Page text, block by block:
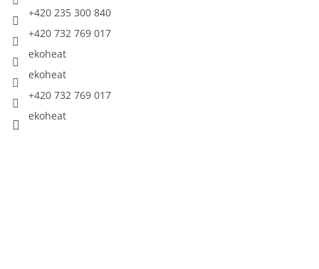
+420 235 300 840
+420 732 769 017
ekoheat
ekoheat
+420 732 769 017
ekoheat